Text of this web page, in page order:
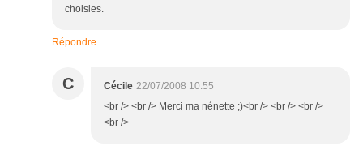
choisies.
Répondre
C Cécile 22/07/2008 10:55
<br /> <br /> Merci ma nénette ;)<br /> <br /> <br />
<br />